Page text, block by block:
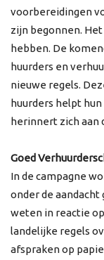
voorbereidingen
zijn begonnen. Het
hebben. De
huurders en
nieuwe regels.
huurders helpt
herinnert zich aan
Goed
In de campagne
onder de
weten in reactie
landelijke regels
afspraken op